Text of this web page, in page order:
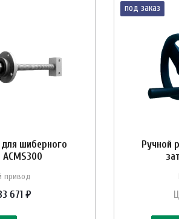
шиберного
привод
671 ₽
под заказ
Ручной